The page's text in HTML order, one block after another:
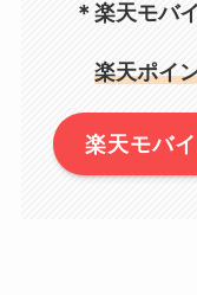
＊楽天モバ
楽天ポイ
楽天モバ